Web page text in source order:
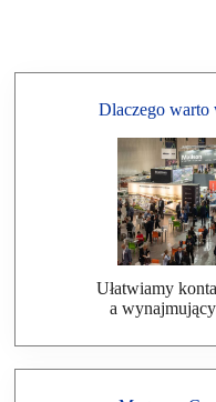
Dlaczego warto
Ułatwiamy
a